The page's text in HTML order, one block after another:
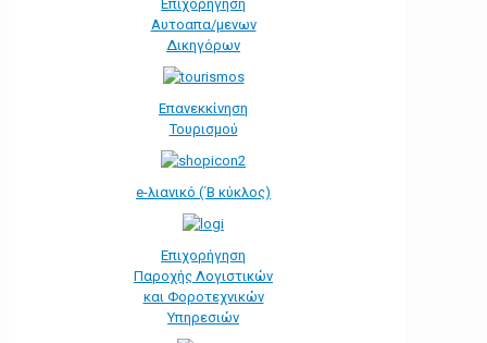
Επιχορήγηση
Αυτοαπα/μενων
Δικηγόρων
Επανεκκίνηση
Τουρισμού
e-λιανικό (΄Β κύκλος)
Επιχορήγηση
Παροχής Λογιστικών
και Φοροτεχνικών
Υπηρεσιών